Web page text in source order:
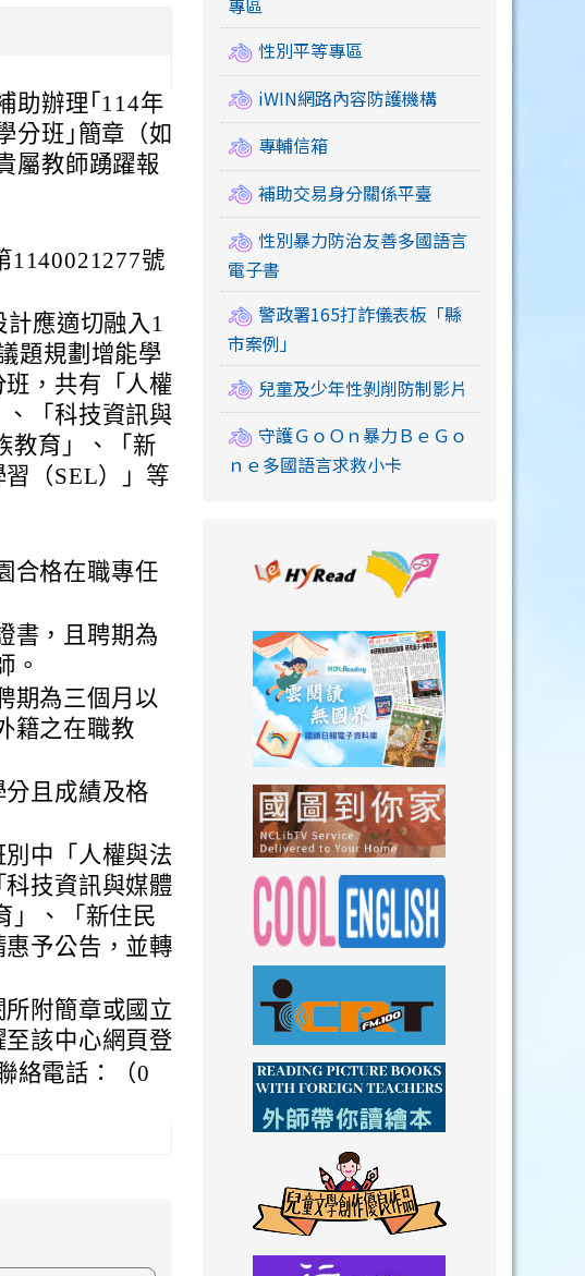
助辦理｢114年
分班｣簡章（如
屬教師踴躍報
1140021277號
應適切融入1
題規劃增能學
，共有「人權
「科技資訊與
教育」、「新
（SEL）」等
合格在職專任
書，且聘期為
。
期為三個月以
籍之在職教
且成績及格
中「人權與法
技資訊與媒體
」、「新住民
予公告，並轉
附簡章或國立
該中心網頁登
絡電話：（0
專區
性別平等專區
iWIN網路內容防護機構
專輔信箱
補助交易身分關係平臺
性別暴力防治友善多國語言
電子書
警政署165打詐儀表板「縣
市案例」
兒童及少年性剝削防制影片
守護ＧｏＯｎ暴力ＢｅＧｏ
ｎｅ多國語言求救小卡
link to https://
link to https://
link to http://www.icrt.com.tw/
link to https://www.youtube.com/